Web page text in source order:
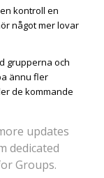
kontroll en
något mer lovar
grupperna och
ännu fler
de kommande
updates
dedicated
Groups.